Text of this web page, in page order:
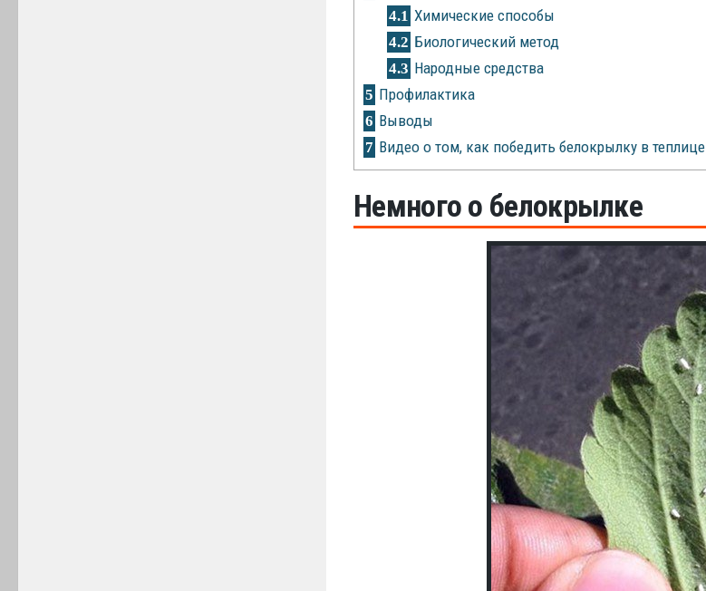
4.1 Химические способы
4.2 Биологический метод
4.3 Народные средства
5 Профилактика
6 Выводы
7 Видео о том, как победить белокрылку в теплице
Немного о белокрылке